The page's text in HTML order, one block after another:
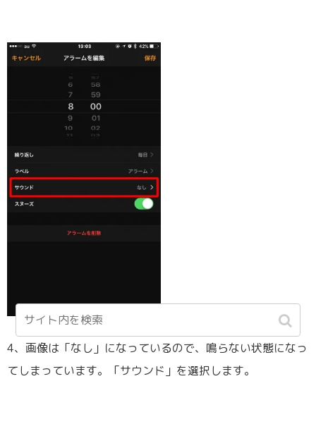
4、画像は「なし」になっているので、鳴らない状態になっ
てしまっています。「サウンド」を選択します。